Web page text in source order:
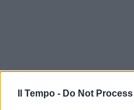
Il Tempo - Do Not